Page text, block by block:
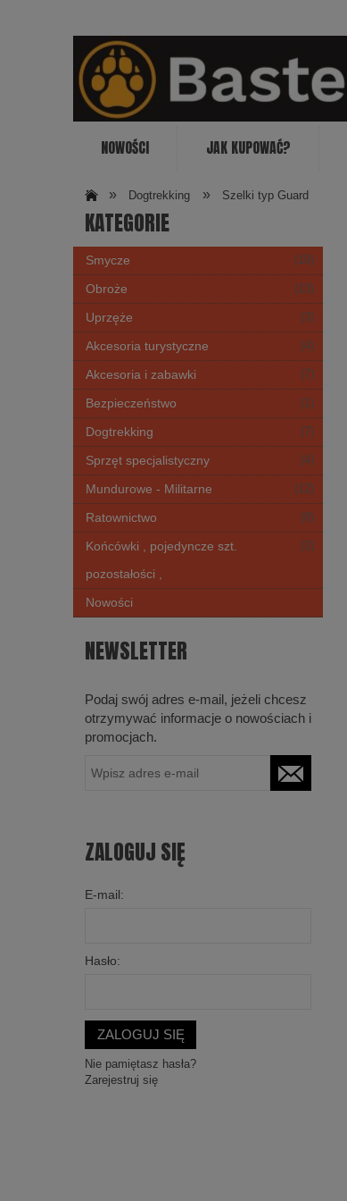
NOWOŚCI JAK KUPOWAĆ?
» Dogtrekking » Szelki typ Guard
KATEGORIE
Smycze (19)
Obroże (13)
Uprzęże (3)
Akcesoria turystyczne (4)
Akcesoria i zabawki (7)
Bezpieczeństwo (1)
Dogtrekking (7)
Sprzęt specjalistyczny (4)
Mundurowe - Militarne (12)
Ratownictwo (8)
Końcówki , pojedyncze szt.
pozostałości ,
(3)
Nowości
NEWSLETTER
Podaj swój adres e-mail, jeżeli chcesz
otrzymywać informacje o nowościach i
promocjach.
ZALOGUJ SIĘ
E-mail:
Hasło:
ZALOGUJ SIĘ
Nie pamiętasz hasła?
Zarejestruj się